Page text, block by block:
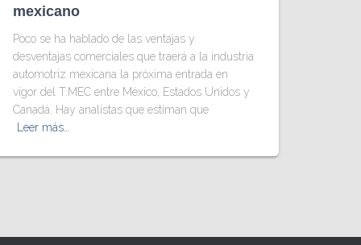
mexicano
Poco se ha hablado de las ventajas y
desventajas comerciales que traerá a la industria
automotriz mexicana la próxima entrada en
vigor del T.MEC entre México, Estados Unidos y
Canadá. Hay analistas que estiman que
Leer más…